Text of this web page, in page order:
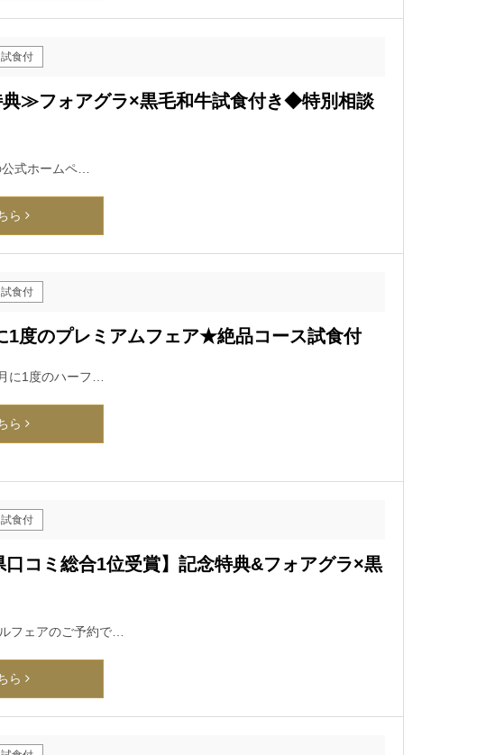
試食付
≫フォアグラ×黒毛和牛試食付き◆特別相談
式ホームペ…
ら
試食付
1度のプレミアムフェア★絶品コース試食付
に1度のハーフ…
ら
試食付
口コミ総合1位受賞】記念特典&フォアグラ×黒
フェアのご予約で…
ら